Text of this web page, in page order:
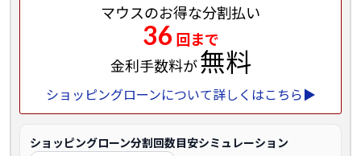
マウスのお得な分割払い
36 回まで
金利手数料が無料
ショッピングローンについて詳しくはこちら▶
ショッピングローン分割回数目安シミュレーション